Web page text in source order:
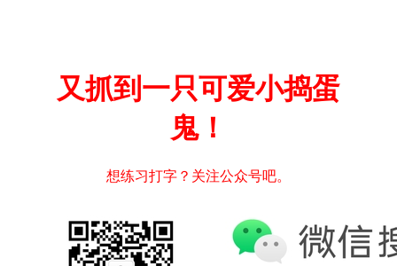
又抓到一只可爱小捣蛋
鬼！
想练习打字？关注公众号吧。